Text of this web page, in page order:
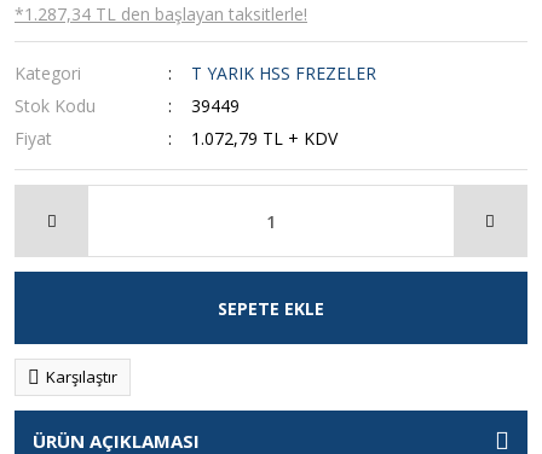
*1.287,34 TL den başlayan taksitlerle!
Kategori
T YARIK HSS FREZELER
Stok Kodu
39449
Fiyat
1.072,79 TL + KDV
SEPETE EKLE
Karşılaştır
ÜRÜN AÇIKLAMASI